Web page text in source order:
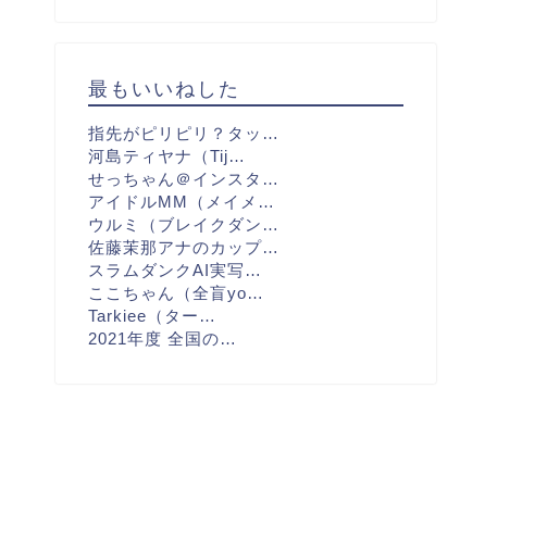
最もいいねした
指先がピリピリ？タッ…
河島ティヤナ（Tij…
せっちゃん＠インスタ…
アイドルMM（メイメ…
ウルミ（ブレイクダン…
佐藤茉那アナのカップ…
スラムダンクAI実写…
ここちゃん（全盲yo…
Tarkiee（ター…
2021年度 全国の…